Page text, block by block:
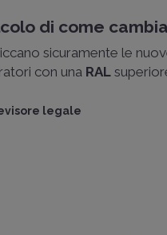
di come
sicuramente le
con una RAL
legale